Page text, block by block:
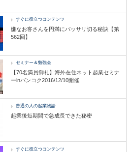
すぐに役立つコンテンツ
嫌なお客さんを円満にバッサリ切る秘訣【第
562回】
セミナー＆勉強会
【70名満員御礼】海外在住ネット起業セミナ
ーinバンコク2016/12/10開催
普通の人の起業物語
起業後短期間で急成長できた秘密
すぐに役立つコンテンツ